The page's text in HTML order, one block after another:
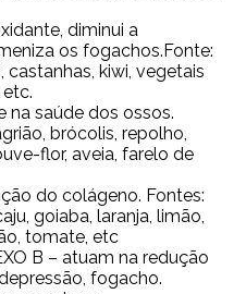
diminui a
os fogachos.Fonte:
castanhas, kiwi, vegetais
na saúde dos ossos.
brócolis, repolho,
flor, aveia, farelo de
do colágeno. Fontes:
goiaba, laranja, limão,
tomate, etc
B – atuam na redução
fogacho.